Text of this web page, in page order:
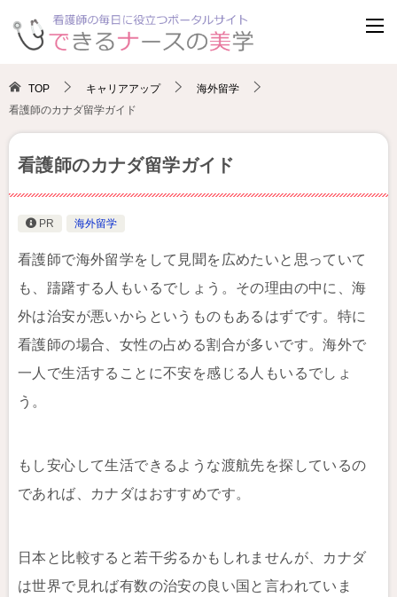
TOP キャリアアップ
海外留学
看護師のカナダ留学ガイド
看護師のカナダ留学ガイド
PR 海外留学
看護師で海外留学をして見聞を広めたいと思っていて
も、躊躇する人もいるでしょう。その理由の中に、海
外は治安が悪いからというものもあるはずです。特に
看護師の場合、女性の占める割合が多いです。海外で
一人で生活することに不安を感じる人もいるでしょ
う。
もし安心して生活できるような渡航先を探しているの
であれば、カナダはおすすめです。
日本と比較すると若干劣るかもしれませんが、カナダ
は世界で見れば有数の治安の良い国と言われていま